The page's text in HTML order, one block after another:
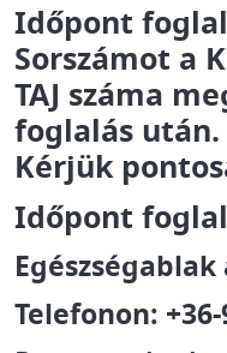
Időpont
Sorszámot a
TAJ száma
foglalás után.
Kérjük
Időpont
Telefonon: